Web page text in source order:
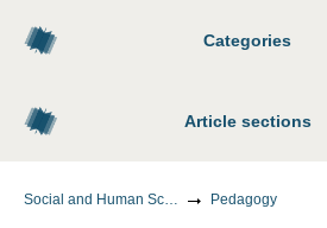
Categories
Article sections
Social and Human Sciences Pedagogy